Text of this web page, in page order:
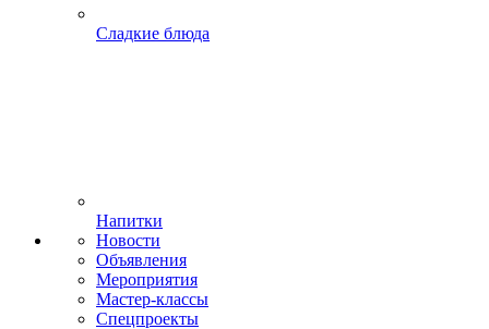
Сладкие блюда
Напитки
Новости
Объявления
Мероприятия
Мастер-классы
Спецпроекты